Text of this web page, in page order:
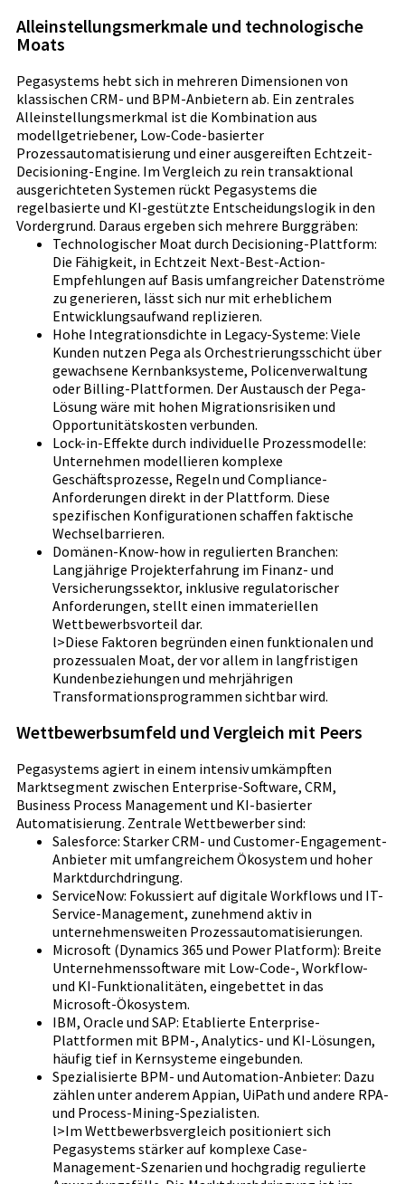
Alleinstellungsmerkmale und technologische
Moats
Pegasystems hebt sich in mehreren Dimensionen von
klassischen CRM- und BPM-Anbietern ab. Ein zentrales
Alleinstellungsmerkmal ist die Kombination aus
modellgetriebener, Low-Code-basierter
Prozessautomatisierung und einer ausgereiften Echtzeit-
Decisioning-Engine. Im Vergleich zu rein transaktional
ausgerichteten Systemen rückt Pegasystems die
regelbasierte und KI-gestützte Entscheidungslogik in den
Vordergrund. Daraus ergeben sich mehrere Burggräben:
Technologischer Moat durch Decisioning-Plattform:
Die Fähigkeit, in Echtzeit Next-Best-Action-
Empfehlungen auf Basis umfangreicher Datenströme
zu generieren, lässt sich nur mit erheblichem
Entwicklungsaufwand replizieren.
Hohe Integrationsdichte in Legacy-Systeme: Viele
Kunden nutzen Pega als Orchestrierungsschicht über
gewachsene Kernbanksysteme, Policenverwaltung
oder Billing-Plattformen. Der Austausch der Pega-
Lösung wäre mit hohen Migrationsrisiken und
Opportunitätskosten verbunden.
Lock-in-Effekte durch individuelle Prozessmodelle:
Unternehmen modellieren komplexe
Geschäftsprozesse, Regeln und Compliance-
Anforderungen direkt in der Plattform. Diese
spezifischen Konfigurationen schaffen faktische
Wechselbarrieren.
Domänen-Know-how in regulierten Branchen:
Langjährige Projekterfahrung im Finanz- und
Versicherungssektor, inklusive regulatorischer
Anforderungen, stellt einen immateriellen
Wettbewerbsvorteil dar.
l>Diese Faktoren begründen einen funktionalen und
prozessualen Moat, der vor allem in langfristigen
Kundenbeziehungen und mehrjährigen
Transformationsprogrammen sichtbar wird.
Wettbewerbsumfeld und Vergleich mit Peers
Pegasystems agiert in einem intensiv umkämpften
Marktsegment zwischen Enterprise-Software, CRM,
Business Process Management und KI-basierter
Automatisierung. Zentrale Wettbewerber sind:
Salesforce: Starker CRM- und Customer-Engagement-
Anbieter mit umfangreichem Ökosystem und hoher
Marktdurchdringung.
ServiceNow: Fokussiert auf digitale Workflows und IT-
Service-Management, zunehmend aktiv in
unternehmensweiten Prozessautomatisierungen.
Microsoft (Dynamics 365 und Power Platform): Breite
Unternehmenssoftware mit Low-Code-, Workflow-
und KI-Funktionalitäten, eingebettet in das
Microsoft-Ökosystem.
IBM, Oracle und SAP: Etablierte Enterprise-
Plattformen mit BPM-, Analytics- und KI-Lösungen,
häufig tief in Kernsysteme eingebunden.
Spezialisierte BPM- und Automation-Anbieter: Dazu
zählen unter anderem Appian, UiPath und andere RPA-
und Process-Mining-Spezialisten.
l>Im Wettbewerbsvergleich positioniert sich
Pegasystems stärker auf komplexe Case-
Management-Szenarien und hochgradig regulierte